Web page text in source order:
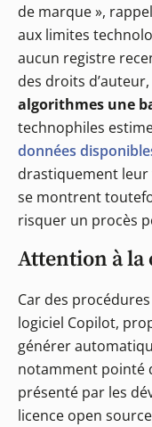
de marque »,
aux limites
aucun registre
des droits d’auteur,
algorithmes une
technophiles
données
drastiquement
se montrent
risquer un procès
Attention à
Car des
logiciel Copilot,
générer
notamment pointé
présenté par les
licence open